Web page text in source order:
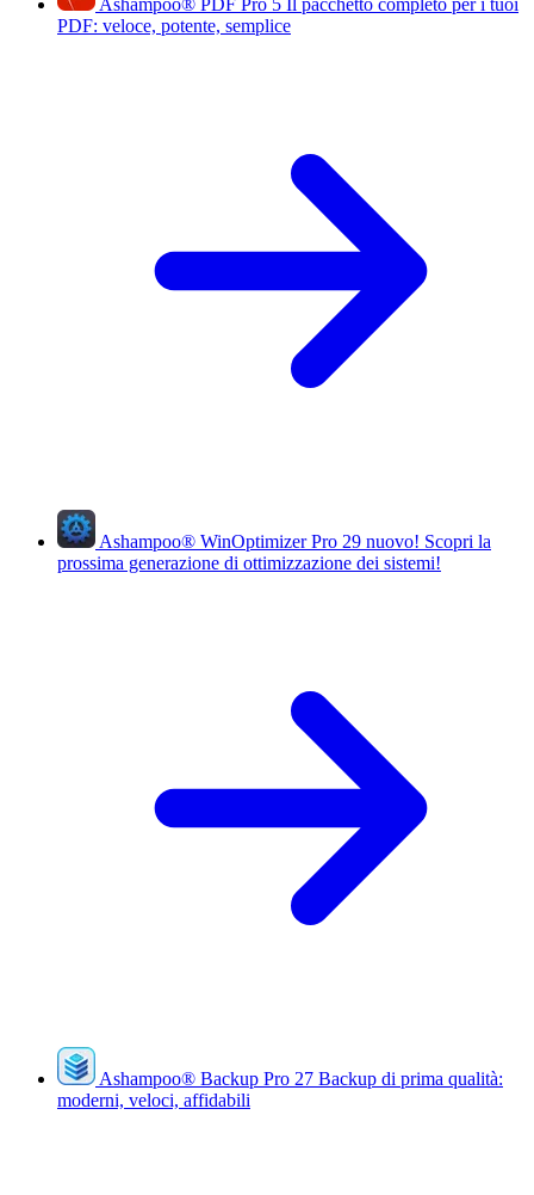
Ashampoo® PDF Pro 5 Il pacchetto completo per i tuoi
PDF: veloce, potente, semplice
Ashampoo® WinOptimizer Pro 29 nuovo! Scopri la
prossima generazione di ottimizzazione dei sistemi!
Ashampoo® Backup Pro 27 Backup di prima qualità:
moderni, veloci, affidabili